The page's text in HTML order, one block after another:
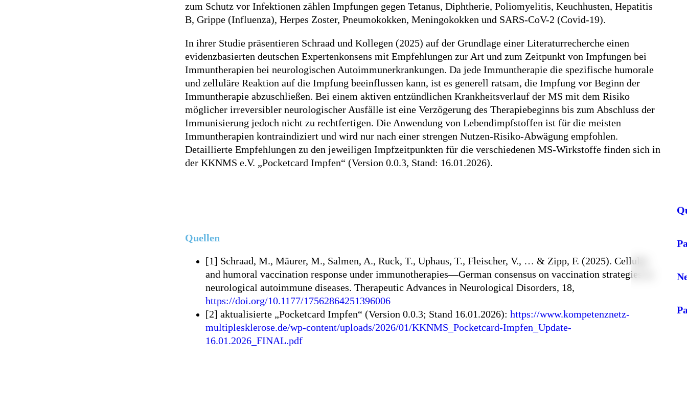
zum Schutz vor Infektionen zählen Impfungen gegen Tetanus, Diphtherie, Poliomyelitis, Keuchhusten, Hepatitis
B, Grippe (Influenza), Herpes Zoster, Pneumokokken, Meningokokken und SARS-CoV-2 (Covid-19).
In ihrer Studie präsentieren Schraad und Kollegen (2025) auf der Grundlage einer Literaturrecherche einen
evidenzbasierten deutschen Expertenkonsens mit Empfehlungen zur Art und zum Zeitpunkt von Impfungen bei
Immuntherapien bei neurologischen Autoimmunerkrankungen. Da jede Immuntherapie die spezifische humorale
und zelluläre Reaktion auf die Impfung beeinflussen kann, ist es generell ratsam, die Impfung vor Beginn der
Immuntherapie abzuschließen. Bei einem aktiven entzündlichen Krankheitsverlauf der MS mit dem Risiko
möglicher irreversibler neurologischer Ausfälle ist eine Verzögerung des Therapiebeginns bis zum Abschluss der
Immunisierung jedoch nicht zu rechtfertigen. Die Anwendung von Lebendimpfstoffen ist für die meisten
Immuntherapien kontraindiziert und wird nur nach einer strengen Nutzen-Risiko-Abwägung empfohlen.
Detaillierte Empfehlungen zu den jeweiligen Impfzeitpunkten für die verschiedenen MS-Wirkstoffe finden sich in
der KKNMS e.V. „Pocketcard Impfen“ (Version 0.0.3, Stand: 16.01.2026).
Quellen
[1] Schraad, M., Mäurer, M., Salmen, A., Ruck, T., Uphaus, T., Fleischer, V., … & Zipp, F. (2025). Cellular
and humoral vaccination response under immunotherapies—German consensus on vaccination strategies in
neurological autoimmune diseases. Therapeutic Advances in Neurological Disorders, 18,
https://doi.org/10.1177/17562864251396006
[2] aktualisierte „Pocketcard Impfen“ (Version 0.0.3; Stand 16.01.2026): https://www.kompetenznetz-
multiplesklerose.de/wp-content/uploads/2026/01/KKNMS_Pocketcard-Impfen_Update-
16.01.2026_FINAL.pdf